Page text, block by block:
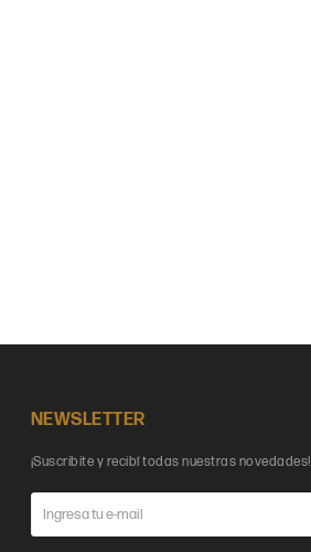
NEWSLETTER
¡Suscribite y recibí todas nuestras novedades!